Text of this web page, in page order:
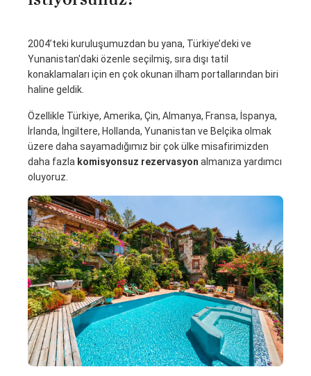
2004’teki kuruluşumuzdan bu yana, Türkiye’deki ve
Yunanistan'daki özenle seçilmiş, sıra dışı tatil
konaklamaları için en çok okunan ilham portallarından biri
haline geldik.
Özellikle Türkiye, Amerika, Çin, Almanya, Fransa, İspanya,
İrlanda, İngiltere, Hollanda, Yunanistan ve Belçika olmak
üzere daha sayamadığımız bir çok ülke misafirimizden
daha fazla komisyonsuz rezervasyon almanıza yardımcı
oluyoruz.